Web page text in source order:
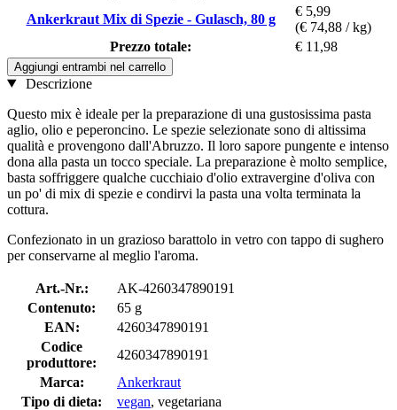
Ankerkraut Mix di Spezie - Gulasch, 80 g
€ 5,99
(€ 74,88 / kg)
Prezzo totale:
€ 11,98
Aggiungi entrambi nel carrello
Descrizione
Questo mix è ideale per la preparazione di una gustosissima pasta
aglio, olio e peperoncino. Le spezie selezionate sono di altissima
qualità e provengono dall'Abruzzo. Il loro sapore pungente e intenso
dona alla pasta un tocco speciale. La preparazione è molto semplice,
basta soffriggere qualche cucchiaio d'olio extravergine d'oliva con
un po' di mix di spezie e condirvi la pasta una volta terminata la
cottura.
Confezionato in un grazioso barattolo in vetro con tappo di sughero
per conservarne al meglio l'aroma.
Art.-Nr.:
AK-4260347890191
Contenuto:
65 g
EAN:
4260347890191
Codice
produttore:
4260347890191
Marca:
Ankerkraut
Tipo di dieta:
vegan, vegetariana